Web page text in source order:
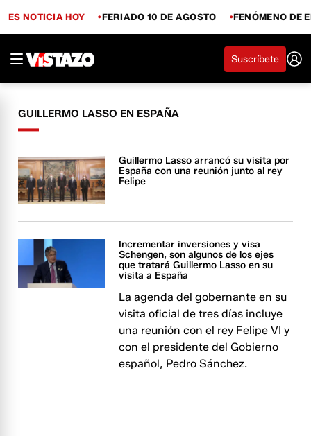
ES NOTICIA HOY FERIADO 10 DE AGOSTO FENÓMENO DE
Suscríbete
GUILLERMO LASSO EN ESPAÑA
Guillermo Lasso arrancó su visita por
España con una reunión junto al rey
Felipe
Incrementar inversiones y visa
Schengen, son algunos de los ejes
que tratará Guillermo Lasso en su
visita a España
La agenda del gobernante en su
visita oficial de tres días incluye
una reunión con el rey Felipe VI y
con el presidente del Gobierno
español, Pedro Sánchez.